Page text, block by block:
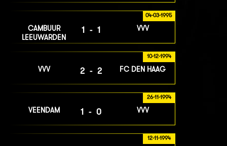
04-03-1995
CAMBUUR
LEEUWARDEN
1-1 VVV
10-12-1994
VVV 2-2 FC DEN HAAG
26-11-1994
VEENDAM 1-0 VVV
12-11-1994